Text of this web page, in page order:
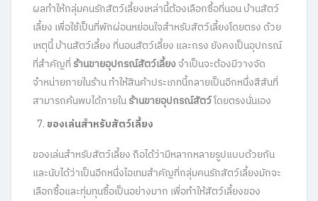
ผลทำให้กลุ่มคนรักสัตว์เลี้ยงเหล่านี้ต้องเลือกซื้อที่นอน บ้านสัตว์
เลี้ยง เพื่อใช้เป็นที่พักผ่อนหย่อนใจสำหรับสัตว์เลี้ยงโดยตรง ด้วย
เหตุนี้ บ้านสัตว์เลี้ยง ที่นอนสัตว์เลี้ยง และกรง ยังคงเป็นอุปกรณ์
ที่สำคัญที่ร้านขายอุปกรณ์สัตว์เลี้ยงจำเป็นจะต้องมีวางจัด
จำหน่ายภายในร้าน ทำให้สินค้าประเภทนี้กลายเป็นอีกหนึ่งสีสันที่
สามารถค้นพบได้ภายในร้านขายอุปกรณ์สัตว์โดยตรงนั่นเอง
ของเล่นสำหรับสัตว์เลี้ยง
ของเล่นสำหรับสัตว์เลี้ยง ถือได้ว่ามีหลากหลายรูปแบบด้วยกัน
และนับได้ว่าเป็นอีกหนึ่งไอเทมสำคัญที่กลุ่มคนรักสัตว์เลี้ยงมักจะ
เลือกซื้อและทุ่มทุนซื้อเป็นอย่างมาก เพื่อทำให้สัตว์เลี้ยงของ